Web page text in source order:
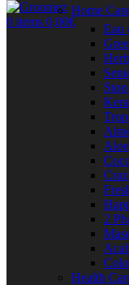
0 items 0,00€
Home
Eau
2
Health